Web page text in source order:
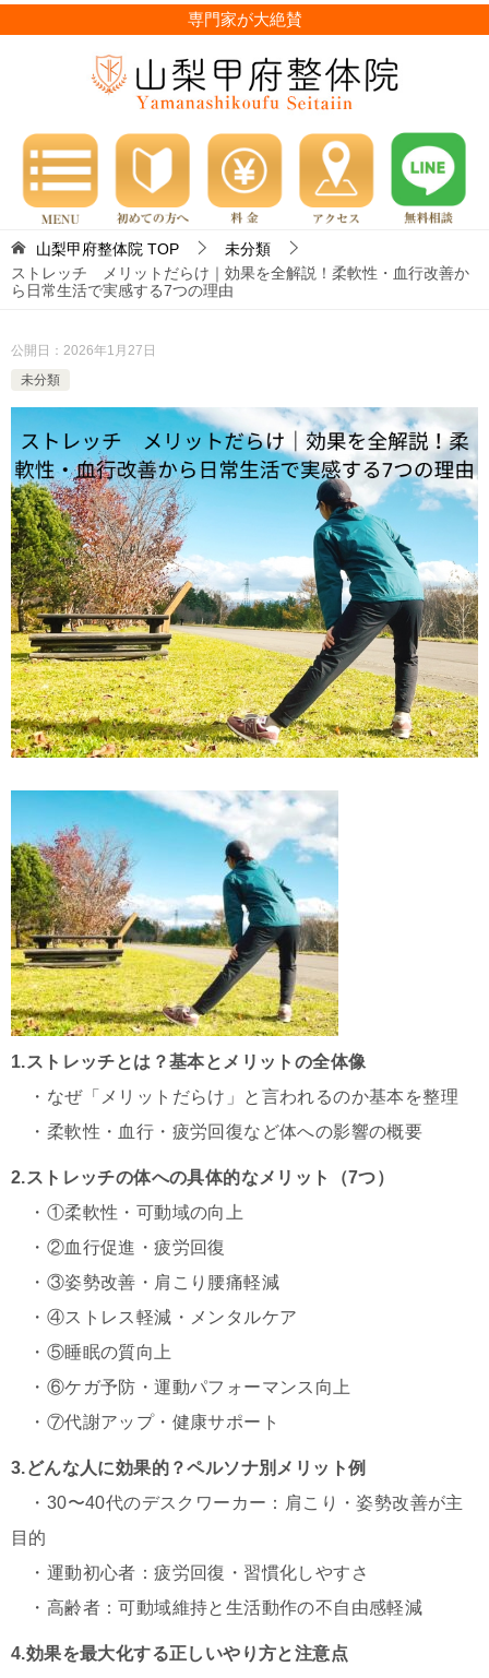
専門家が大絶賛
山梨甲府整体院 TOP
未分類
ストレッチ メリットだらけ｜効果を全解説！柔軟性・血行改善か
ら日常生活で実感する7つの理由
公開日： 2026年1月27日
未分類
1.ストレッチとは？基本とメリットの全体像
・なぜ「メリットだらけ」と言われるのか基本を整理
・柔軟性・血行・疲労回復など体への影響の概要
2.ストレッチの体への具体的なメリット（7つ）
・①柔軟性・可動域の向上
・②血行促進・疲労回復
・③姿勢改善・肩こり腰痛軽減
・④ストレス軽減・メンタルケア
・⑤睡眠の質向上
・⑥ケガ予防・運動パフォーマンス向上
・⑦代謝アップ・健康サポート
3.どんな人に効果的？ペルソナ別メリット例
・30〜40代のデスクワーカー：肩こり・姿勢改善が主
目的
・運動初心者：疲労回復・習慣化しやすさ
・高齢者：可動域維持と生活動作の不自由感軽減
4.効果を最大化する正しいやり方と注意点